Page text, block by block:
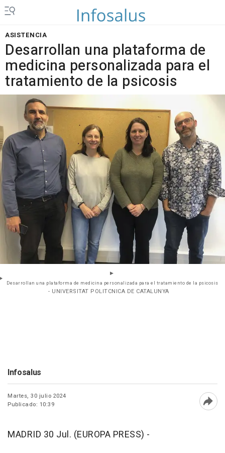
ASISTENCIA
Desarrollan una plataforma de
medicina personalizada para el
tratamiento de la psicosis
Desarrollan una plataforma de medicina personalizada para el tratamiento de la psicosis
- UNIVERSITAT POLITCNICA DE CATALUNYA
Infosalus
Martes, 30 julio 2024
Publicado: 10:39
MADRID 30 Jul. (EUROPA PRESS) -